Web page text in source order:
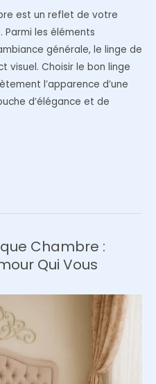
est un reflet de votre
les éléments
générale, le linge de
visuel. Choisir le bon linge
l’apparence d’une
d’élégance et de
Chambre :
Qui Vous